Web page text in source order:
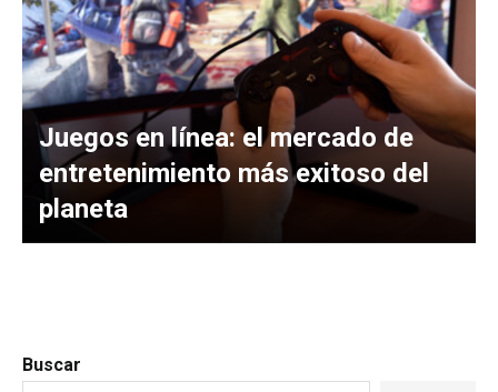
Juegos en línea: el mercado de
entretenimiento más exitoso del
planeta
Buscar